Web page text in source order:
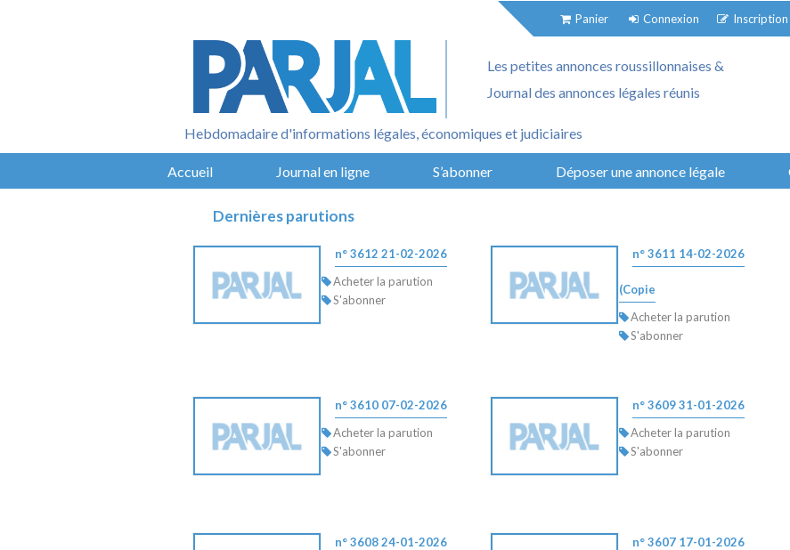
Panier Connexion Inscription
Les petites annonces roussillonnaises &
Journal des annonces légales réunis
Hebdomadaire d'informations légales, économiques et judiciaires
Accueil Journal en ligne S’abonner Déposer une annonce légale
Dernières parutions
n° 3612 21-02-2026
Acheter la parution
S'abonner
n° 3611 14-02-2026
(Copie
Acheter la parution
S'abonner
n° 3610 07-02-2026
Acheter la parution
S'abonner
n° 3609 31-01-2026
Acheter la parution
S'abonner
n° 3608 24-01-2026
n° 3607 17-01-2026